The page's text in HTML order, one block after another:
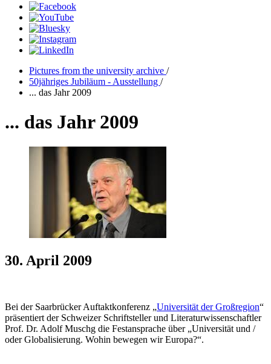
Pictures from the university archive /
50jähriges Jubiläum - Ausstellung /
... das Jahr 2009
... das Jahr 2009
30. April 2009
Bei der Saarbrücker Auftaktkonferenz „Universität der Großregion“
präsentiert der Schweizer Schriftsteller und Literaturwissenschaftler
Prof. Dr. Adolf Muschg die Festansprache über „Universität und /
oder Globalisierung. Wohin bewegen wir Europa?“.